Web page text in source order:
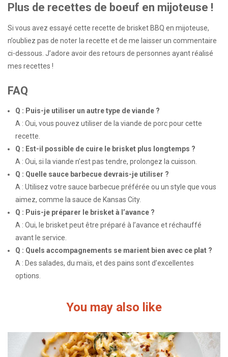
Plus de recettes de boeuf en mijoteuse !
Si vous avez essayé cette recette de brisket BBQ en mijoteuse,
n’oubliez pas de noter la recette et de me laisser un commentaire
ci-dessous. J’adore avoir des retours de personnes ayant réalisé
mes recettes !
FAQ
Q : Puis-je utiliser un autre type de viande ?
A : Oui, vous pouvez utiliser de la viande de porc pour cette
recette.
Q : Est-il possible de cuire le brisket plus longtemps ?
A : Oui, si la viande n’est pas tendre, prolongez la cuisson.
Q : Quelle sauce barbecue devrais-je utiliser ?
A : Utilisez votre sauce barbecue préférée ou un style que vous
aimez, comme la sauce de Kansas City.
Q : Puis-je préparer le brisket à l’avance ?
A : Oui, le brisket peut être préparé à l’avance et réchauffé
avant le service.
Q : Quels accompagnements se marient bien avec ce plat ?
A : Des salades, du maïs, et des pains sont d’excellentes
options.
You may also like